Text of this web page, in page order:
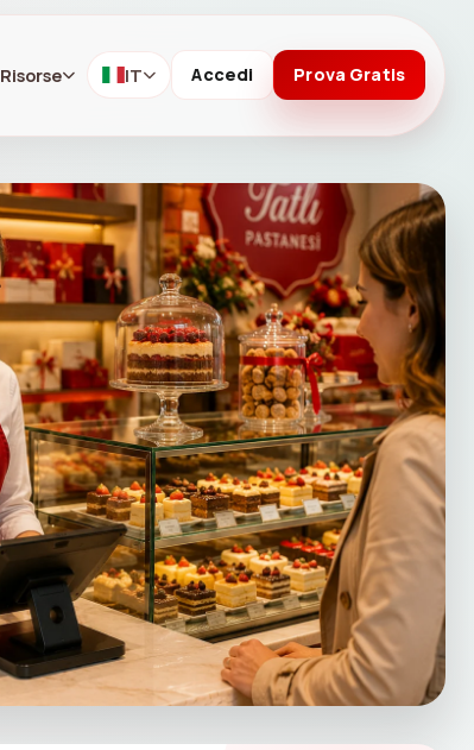
Risorse IT Accedi Prova Gratis